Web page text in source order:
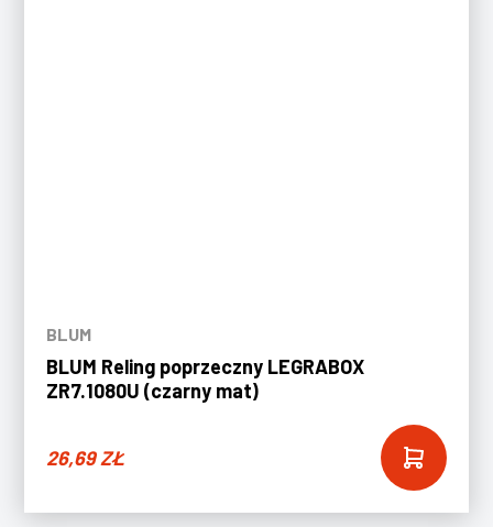
BLUM
BLUM Reling poprzeczny LEGRABOX
ZR7.1080U (czarny mat)
26,69ZŁ